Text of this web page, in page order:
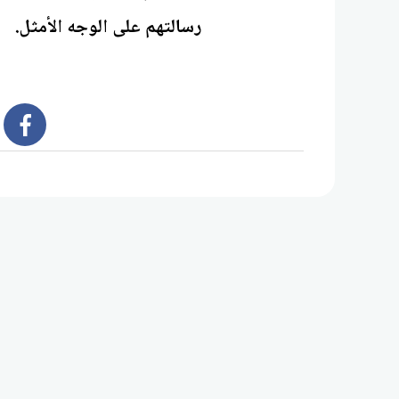
رسالتهم على الوجه الأمثل.